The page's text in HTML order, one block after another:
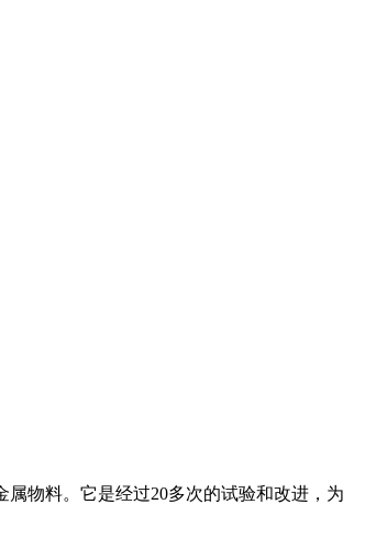
物料。它是经过20多次的试验和改进，为